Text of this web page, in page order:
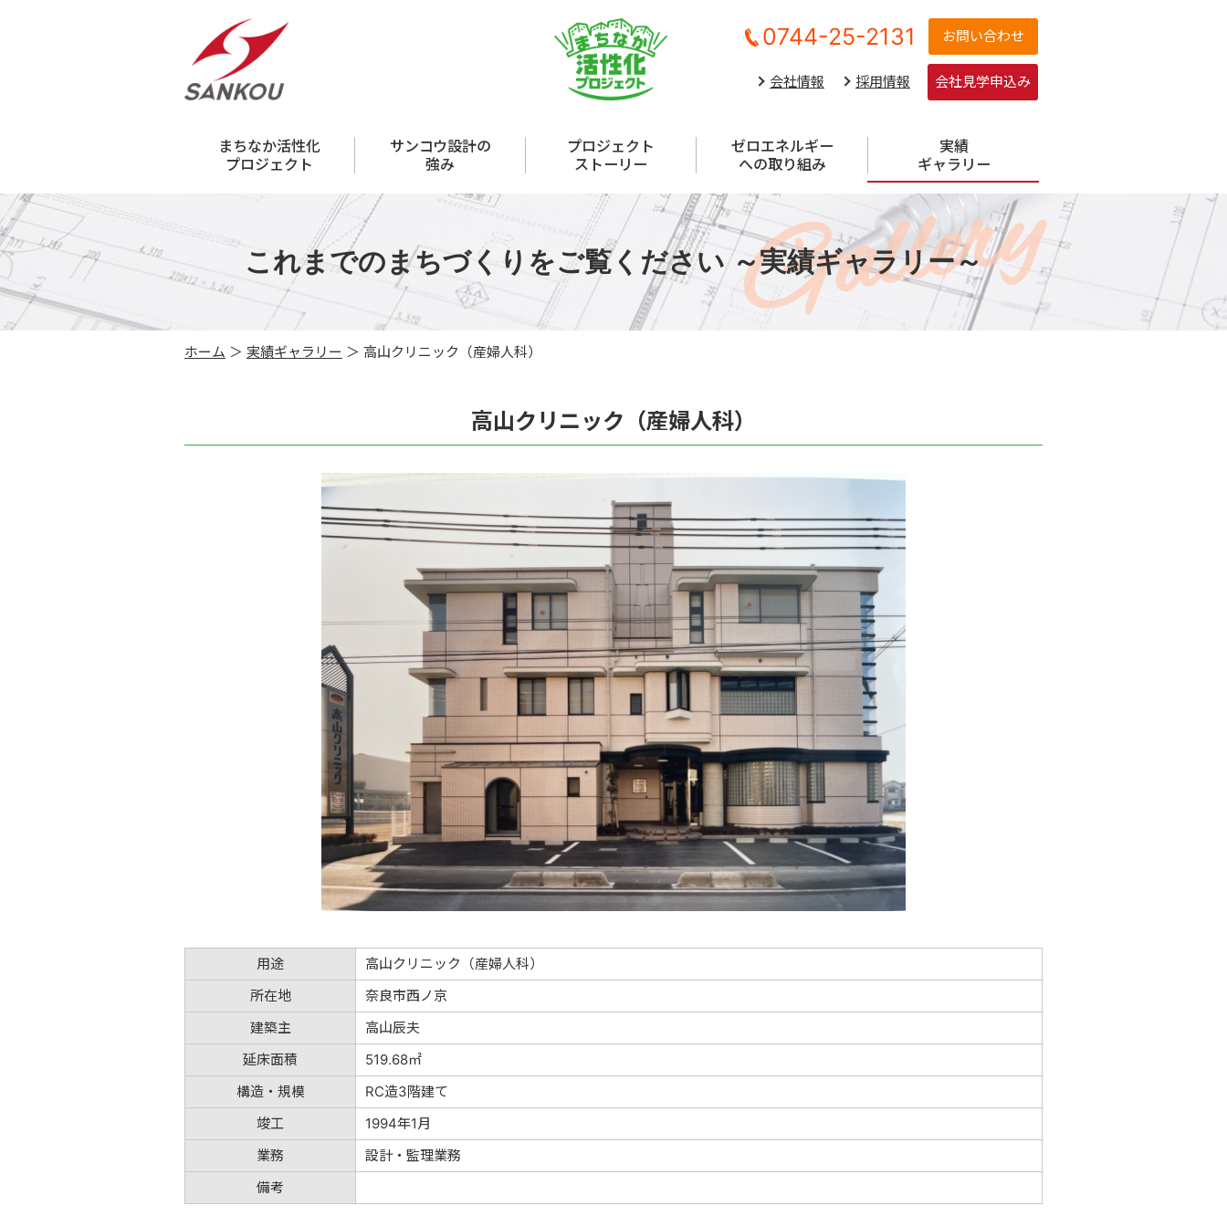
0744-25-2131 お問い合わせ
会社情報 採用情報 会社見学申込み
まちなか活性化
プロジェクト
サンコウ設計の
強み
プロジェクト
ストーリー
ゼロエネルギー
への取り組み
実績
ギャラリー
これまでのまちづくりをご覧ください ～実績ギャラリー～
Gallery
ホーム ＞ 実績ギャラリー ＞ 高山クリニック（産婦人科）
高山クリニック（産婦人科）
用途
高山クリニック（産婦人科）
所在地
奈良市西ノ京
建築主
高山辰夫
延床面積
519.68㎡
構造・規模
RC造3階建て
竣工
1994年1月
業務
設計・監理業務
備考